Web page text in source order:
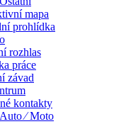
mapa
prohlídka
rozhlas
práce
závad
kontakty
Auto ⁄ Moto